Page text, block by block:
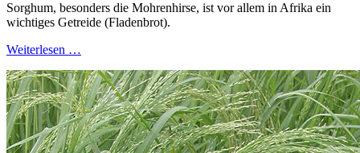
Sorghum, besonders die Mohrenhirse, ist vor allem in Afrika ein
wichtiges Getreide (Fladenbrot).
Weiterlesen …